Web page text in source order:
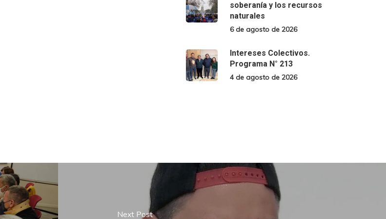
soberanía y los recursos
naturales
6 de agosto de 2026
Intereses Colectivos.
Programa N° 213
4 de agosto de 2026
Next Post